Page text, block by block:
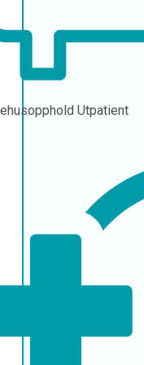
Utpatient